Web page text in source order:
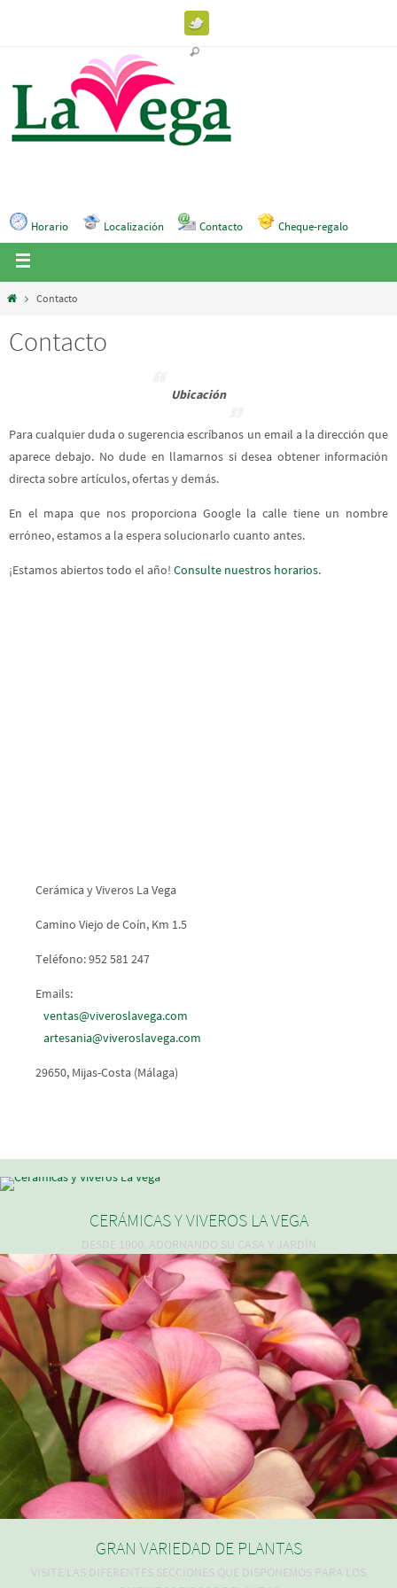
Horario Localización Contacto Cheque-regalo
Contacto
Contacto
Ubicación
Para cualquier duda o sugerencia escríbanos un email a la dirección que
aparece debajo. No dude en llamarnos si desea obtener información
directa sobre artículos, ofertas y demás.
En el mapa que nos proporciona Google la calle tiene un nombre
erróneo, estamos a la espera solucionarlo cuanto antes.
¡Estamos abiertos todo el año! Consulte nuestros horarios.
Cerámica y Viveros La Vega
Camino Viejo de Coín, Km 1.5
Teléfono: 952 581 247
Emails:
ventas@viveroslavega.com
artesania@viveroslavega.com
29650, Mijas-Costa (Málaga)
CERÁMICAS Y VIVEROS LA VEGA
DESDE 1900, ADORNANDO SU CASA Y JARDÍN
GRAN VARIEDAD DE PLANTAS
VISITE LAS DIFERENTES SECCIONES QUE DISPONEMOS PARA LOS